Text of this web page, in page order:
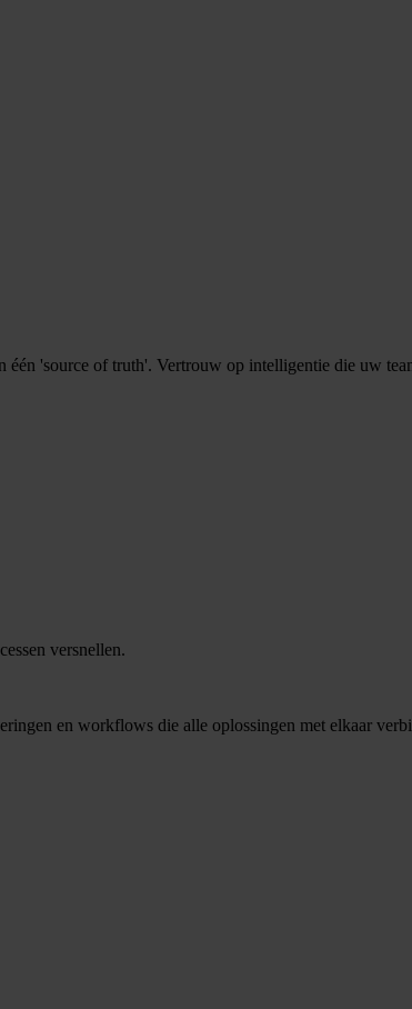
'source of truth'. Vertrouw op intelligentie die uw
versnellen.
en workflows die alle oplossingen met elkaar